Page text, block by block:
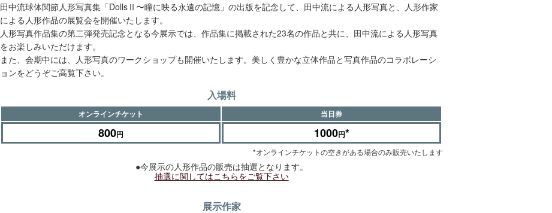
田中流球体関節人形写真集「DollsⅡ〜瞳に映る永遠の記憶」の出版を記念して、田中流による人形写真と、人形作家
による人形作品の展覧会を開催いたします。
人形写真作品集の第二弾発売記念となる今展示では、作品集に掲載された23名の作品と共に、田中流による人形写真
をお楽しみいただけます。
また、会期中には、人形写真のワークショップも開催いたします。美しく豊かな立体作品と写真作品のコラボレーシ
ョンをどうぞご高覧下さい。
入場料
オンラインチケット 当日券
800円 1000円*
*オンラインチケットの空きがある場合のみ販売いたします
●今展示の人形作品の販売は抽選となります。
抽選に関してはこちらをご覧下さい
展示作家